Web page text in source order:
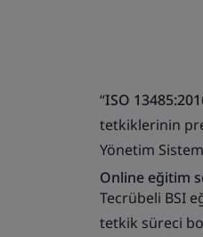
“ISO
tetkiklerinin
Yönetim
Online eğitim
Tecrübeli BSI
tetkik süreci